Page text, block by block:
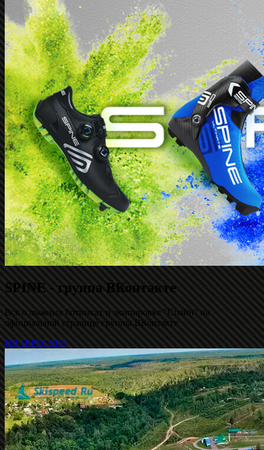
SPINE - группа ВКонтакте
Всё о лыжных ботинках и экипировке "Спайн" на
официальной странице группы ВКонтакте
ИНТЕРЕСНО?